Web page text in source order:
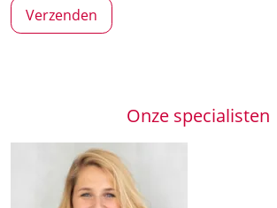
Onze specialisten